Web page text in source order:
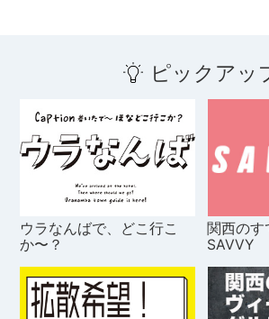
ピックアッ
ウラなんばで、どこ行こ
か〜？
関西のす
SAVVY